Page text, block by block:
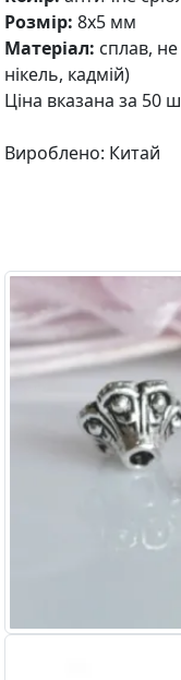
Розмір: 8х5 мм
Матеріал: сплав,
нікель, кадмій)
Ціна вказана за 50
Вироблено: Китай